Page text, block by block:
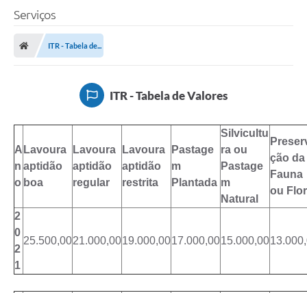
Serviços
ITR - Tabela de...
ITR - Tabela de Valores
A
n
o
Lavoura
aptidão
boa
Lavoura
aptidão
regular
Lavoura
aptidão
restrita
Pastage
m
Plantada
Silvicultu
ra ou
Pastage
m
Natural
ção da
Fauna
ou
2
0
2
1
25.500,0021.000,0019.000,0017.000,0015.000,00